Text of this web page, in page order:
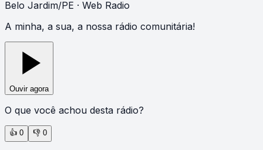
Belo Jardim/PE · Web Radio
A minha, a sua, a nossa rádio comunitária!
Ouvir agora
O que você achou desta rádio?
👍 0 👎 0